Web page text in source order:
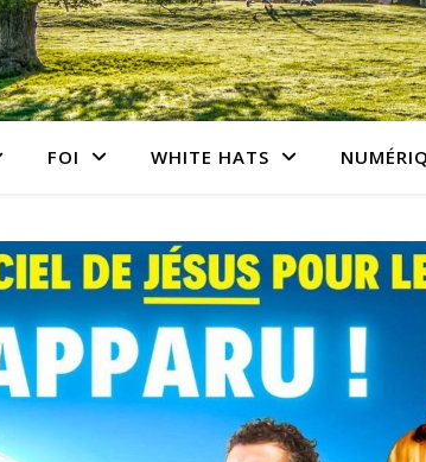
FOI WHITE HATS